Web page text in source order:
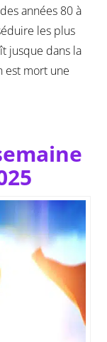
années 80 à
les plus
jusque dans la
est mort une